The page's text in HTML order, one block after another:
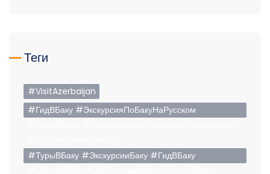
Теги
#VisitAzerbaijan
#ГидВБаку #ЭкскурсияПоБакуНаРусском
#ТурыВБаку #ЭкскурсииБаку #ГидВБаку